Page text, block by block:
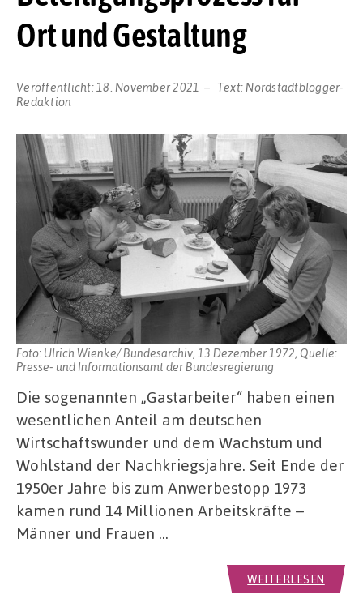
Ort und Gestaltung
Veröffentlicht: 18. November 2021 Text: Nordstadtblogger-
Redaktion
Foto: Ulrich Wienke/ Bundesarchiv, 13 Dezember 1972, Quelle:
Presse- und Informationsamt der Bundesregierung
Die sogenannten „Gastarbeiter“ haben einen
wesentlichen Anteil am deutschen
Wirtschaftswunder und dem Wachstum und
Wohlstand der Nachkriegsjahre. Seit Ende der
1950er Jahre bis zum Anwerbestopp 1973
kamen rund 14 Millionen Arbeitskräfte –
Männer und Frauen …
WEITERLESEN